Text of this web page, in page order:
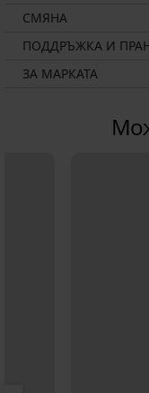
СМЯНА
ПОДДРЪЖКА И
ЗА МАРКАТА